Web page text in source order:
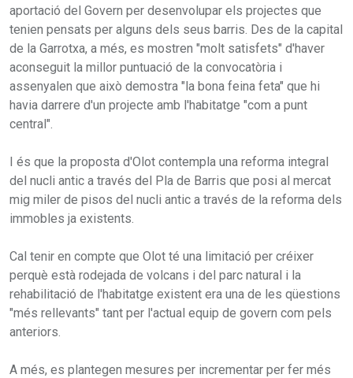
aportació del Govern per desenvolupar els projectes que
tenien pensats per alguns dels seus barris. Des de la capital
de la Garrotxa, a més, es mostren "molt satisfets" d'haver
aconseguit la millor puntuació de la convocatòria i
assenyalen que això demostra "la bona feina feta" que hi
havia darrere d'un projecte amb l'habitatge "com a punt
central".
I és que la proposta d'Olot contempla una reforma integral
del nucli antic a través del Pla de Barris que posi al mercat
mig miler de pisos del nucli antic a través de la reforma dels
immobles ja existents.
Cal tenir en compte que Olot té una limitació per créixer
perquè està rodejada de volcans i del parc natural i la
rehabilitació de l'habitatge existent era una de les qüestions
"més rellevants" tant per l'actual equip de govern com pels
anteriors.
A més, es plantegen mesures per incrementar per fer més